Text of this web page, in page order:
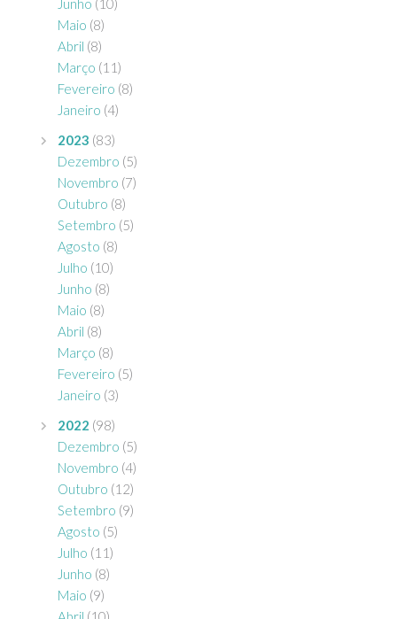
Junho (10)
Maio (8)
Abril (8)
Março (11)
Fevereiro (8)
Janeiro (4)
2023 (83)
Dezembro (5)
Novembro (7)
Outubro (8)
Setembro (5)
Agosto (8)
Julho (10)
Junho (8)
Maio (8)
Abril (8)
Março (8)
Fevereiro (5)
Janeiro (3)
2022 (98)
Dezembro (5)
Novembro (4)
Outubro (12)
Setembro (9)
Agosto (5)
Julho (11)
Junho (8)
Maio (9)